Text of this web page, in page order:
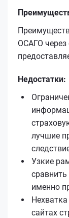
ОСАГО через
Недостатки:
лучшие
Узкие
именно
сайтах